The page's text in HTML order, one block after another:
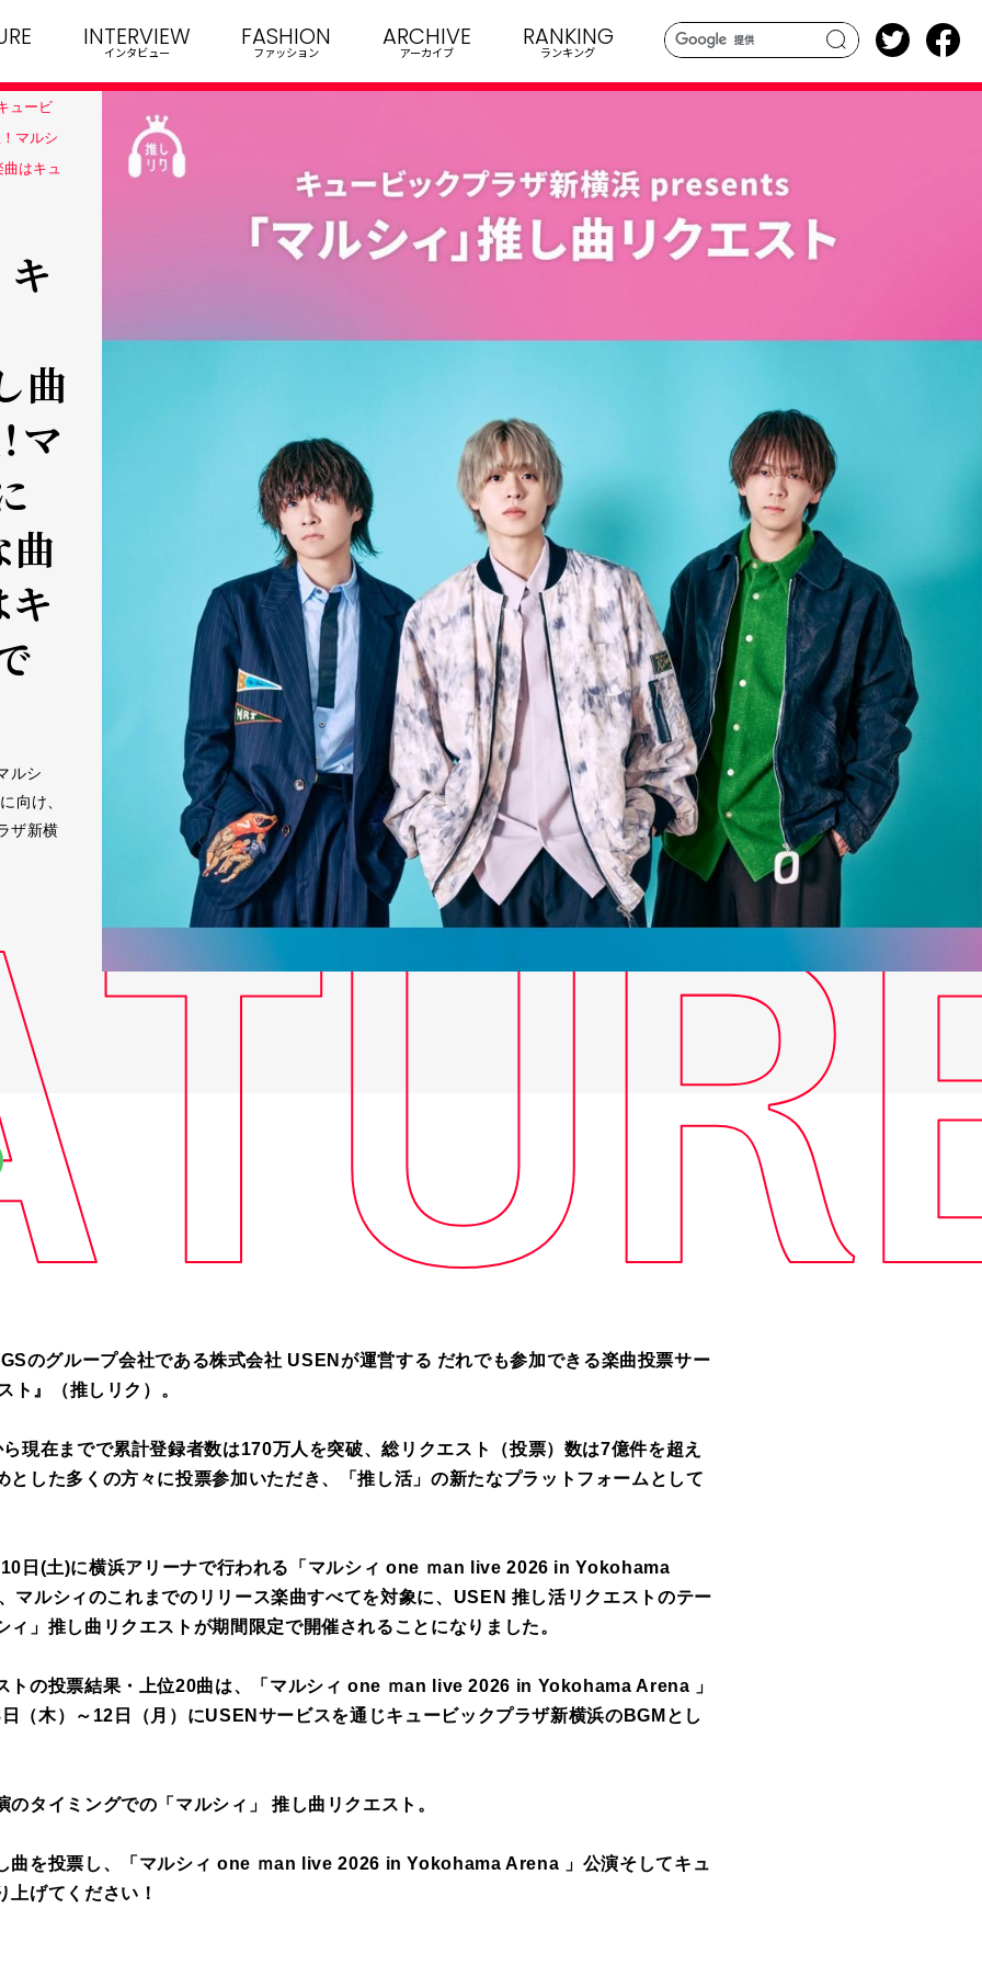
search
INTERVIEW
インタビュー
FASHION
ファッション
ARCHIVE
アーカイブ
RANKING
ランキング
ュービ
マルシ
はキュ
曲
マ
曲
ルシ
向け、
ザ新横
のグループ会社である株式会社 USENが運営する だれでも参加できる楽曲投票サー
ト』（推しリク）。
現在までで累計登録者数は170万人を突破、総リクエスト（投票）数は7億件を超え
とした多くの方々に投票参加いただき、「推し活」の新たなプラットフォームとして
日(土)に横浜アリーナで行われる「マルシィ one ｍan live 2026 in Yokohama
マルシィのこれまでのリリース楽曲すべてを対象に、USEN 推し活リクエストのテー
ィ」 推し曲リクエストが期間限定で開催されることになりました。
トの投票結果・上位20曲は、
「マルシィ one ｍan live 2026 in Yokohama Arena 」
（木）～12日（月） にUSENサービスを通じキュービックプラザ新横浜のBGMとし
のタイミングでの「 マルシィ」 推し曲リクエスト。
曲を投票し、 「マルシィ one ｍan live 2026 in Yokohama Arena 」 公演そしてキュ
上げてください！